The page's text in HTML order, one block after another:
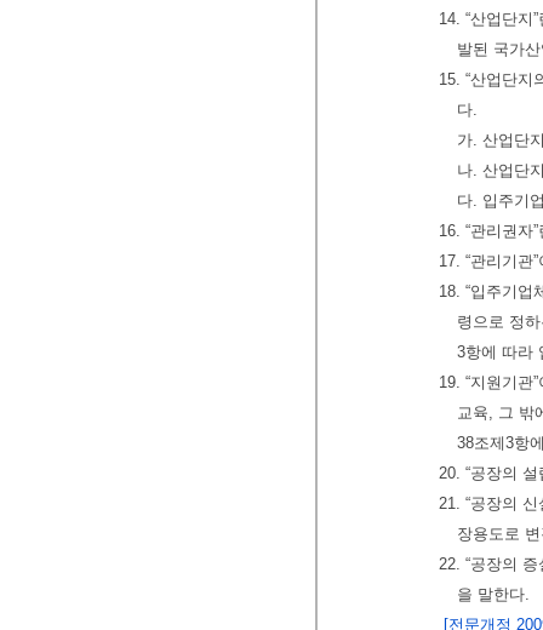
14. “산업단지
발된 국가
15. “산업단지
다.
가. 산업단
나. 산업단
다. 입주기
16. “관리권자
17. “관리기관
18. “입주기업
령으로 정
3항에 따라
19. “지원기관
교육, 그 밖
38조제3항
20. “공장의
21. “공장의
장용도로
22. “공장의
을 말한다.
[전문개정